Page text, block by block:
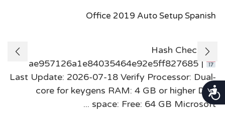
נגישות
Office 2019 Auto Setup Spanish
Hash Check:
ae957126a1e84035464e92e5ff827685 |
Last Update: 2026-07-18 Verify Processor: Dual-
core for keygens RAM: 4 GB or higher Disk
space: Free: 64 GB Microsoft ...